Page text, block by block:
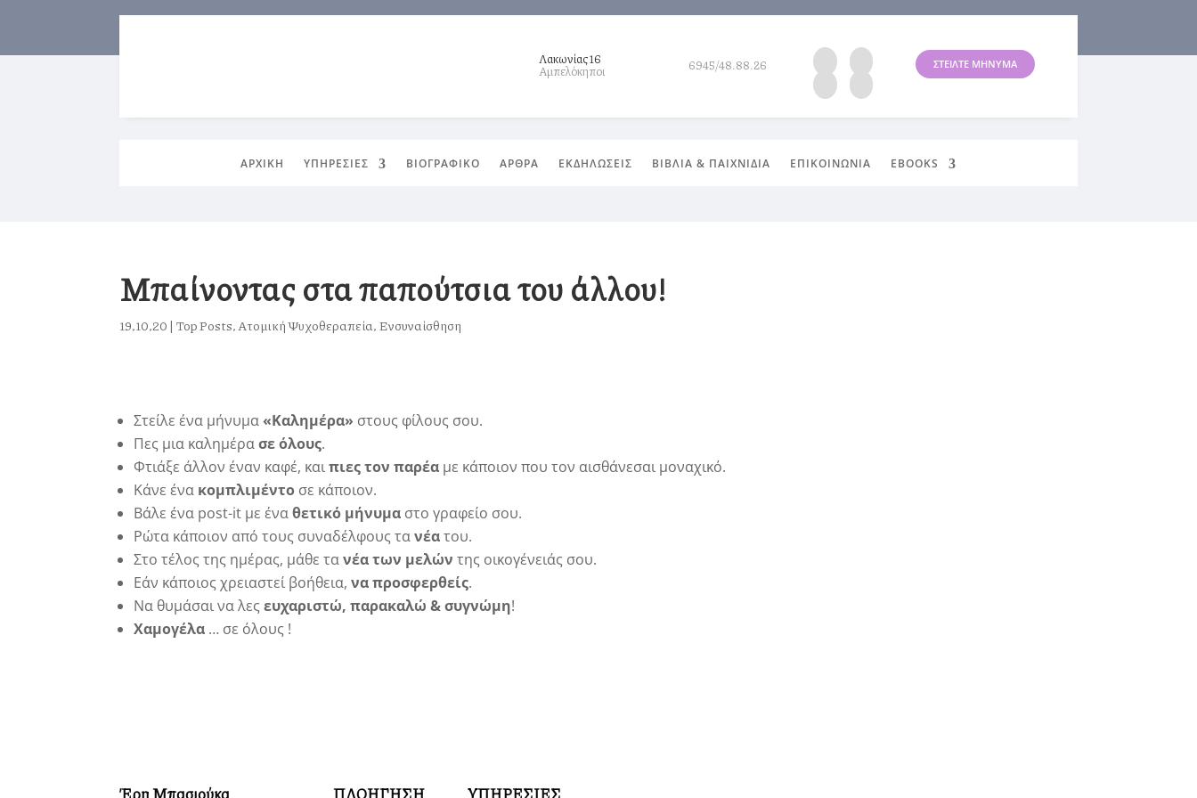
Λακωνίας 16
Αμπελόκηποι 6945/48.88.26 ΣΤΕΙΛΤΕ ΜΗΝΥΜΑ
ΑΡΧΙΚΗ ΥΠΗΡΕΣΙΕΣ ΒΙΟΓΡΑΦΙΚΟ ΑΡΘΡΑ ΕΚΔΗΛΩΣΕΙΣ ΒΙΒΛΙΑ & ΠΑΙΧΝΙΔΙΑ ΕΠΙΚΟΙΝΩΝΙΑ EBOOKS
Μπαίνοντας στα παπούτσια του άλλου!
19,10,20 | Top Posts,Ατομική Ψυχοθεραπεία, Ενσυναίσθηση
Στείλε ένα μήνυμα«Καλημέρα» στους φίλους σου.
Πες μια καλημέρασε όλους.
Φτιάξε άλλον έναν καφέ, καιπιες τον παρέα με κάποιον που τον αισθάνεσαι μοναχικό.
Κάνε ένα κομπλιμέντο σε κάποιον.
Βάλε ένα post-it με έναθετικό μήνυμα στο γραφείο σου.
Ρώτα κάποιον από τους συναδέλφους τανέατου.
Στο τέλος της ημέρας, μάθε τανέα των μελών της οικογένειάς σου.
Εάν κάποιος χρειαστεί βοήθεια,να προσφερθείς.
Να θυμάσαι να λεςευχαριστώ, παρακαλώ & συγνώμη!
Χαμογέλα … σε όλους !
Έρη Μπασιούκα ΠΛΟΗΓΗΣΗ ΥΠΗΡΕΣΙΕΣ